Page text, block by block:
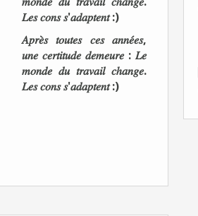
𝐴𝑝𝑟𝑒̀𝑠 𝑡𝑜𝑢𝑡𝑒𝑠 𝑐𝑒𝑠 𝑎𝑛𝑛𝑒́𝑒𝑠,
𝑢𝑛𝑒 𝑐𝑒𝑟𝑡𝑖𝑡𝑢𝑑𝑒 𝑑𝑒𝑚𝑒𝑢𝑟𝑒 : 𝐿𝑒
𝑚𝑜𝑛𝑑𝑒 𝑑𝑢 𝑡𝑟𝑎𝑣𝑎𝑖𝑙 𝑐ℎ𝑎𝑛𝑔𝑒.
𝐿𝑒𝑠 𝑐𝑜𝑛𝑠 𝑠'𝑎𝑑𝑎𝑝𝑡𝑒𝑛𝑡 :)